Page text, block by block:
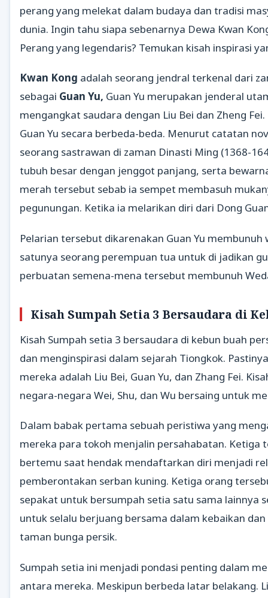
perang yang melekat dalam budaya dan tradisi
dunia. Ingin tahu siapa sebenarnya Dewa Kwan
Perang yang legendaris? Temukan kisah inspirasi
Kwan Kong adalah seorang jendral terkenal dari
sebagai Guan Yu, Guan Yu merupakan jenderal
mengangkat saudara dengan Liu Bei dan Zheng
Guan Yu secara berbeda-beda. Menurut catatan
seorang sastrawan di zaman Dinasti Ming (1368-
tubuh besar dengan jenggot panjang, serta
merah tersebut sebab ia sempet membasuh
pegunungan. Ketika ia melarikan diri dari Dong
Pelarian tersebut dikarenakan Guan Yu
satunya seorang perempuan tua untuk di jadikan
perbuatan semena-mena tersebut membunuh
Kisah Sumpah Setia 3 Bersaudara di
Kisah Sumpah setia 3 bersaudara di kebun buah
dan menginspirasi dalam sejarah Tiongkok.
mereka adalah Liu Bei, Guan Yu, dan Zhang Fei.
negara-negara Wei, Shu, dan Wu bersaing untuk
Dalam babak pertama sebuah peristiwa yang
mereka para tokoh menjalin persahabatan. Ketiga
bertemu saat hendak mendaftarkan diri menjadi
pemberontakan serban kuning. Ketiga orang
sepakat untuk bersumpah setia satu sama lainnya
untuk selalu berjuang bersama dalam kebaikan
taman bunga persik.
Sumpah setia ini menjadi pondasi penting dalam
antara mereka. Meskipun berbeda latar belakang.